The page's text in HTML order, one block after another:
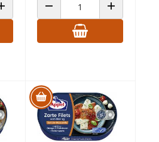
ANZAHL ERHÖHENANZAHL VERRINGERNANZAHL